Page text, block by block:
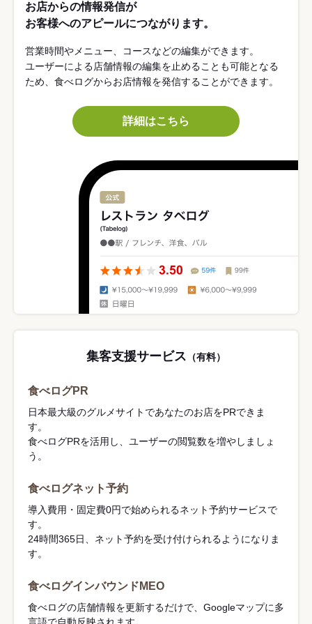
お店からの情報発信が
お客様へのアピールにつながります。
営業時間やメニュー、コースなどの編集ができます。
ユーザーによる店舗情報の編集を止めることも可能となる
ため、食べログからお店情報を発信することができます。
詳細はこちら
集客支援サービス （有料）
食べログPR
日本最大級のグルメサイトであなたのお店をPRできま
す。
食べログPRを活用し、ユーザーの閲覧数を増やしましょ
う。
食べログネット予約
導入費用・固定費0円で始められるネット予約サービスで
す。
24時間365日、ネット予約を受け付けられるようになりま
す。
食べログインバウンドMEO
食べログの店舗情報を更新するだけで、Googleマップに多